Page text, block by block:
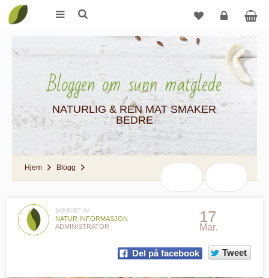
Logg
Bloggen om sunn matglede
NATURLIG & REN MAT SMAKER
BEDRE
Hjem Blogg
SKREVET AV
NATUR INFORMASJON
ADMINISTRATOR
17
Mar.
Del på facebook Tweet